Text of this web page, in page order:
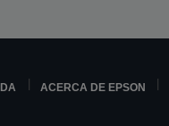
ACERCA DE EPSON